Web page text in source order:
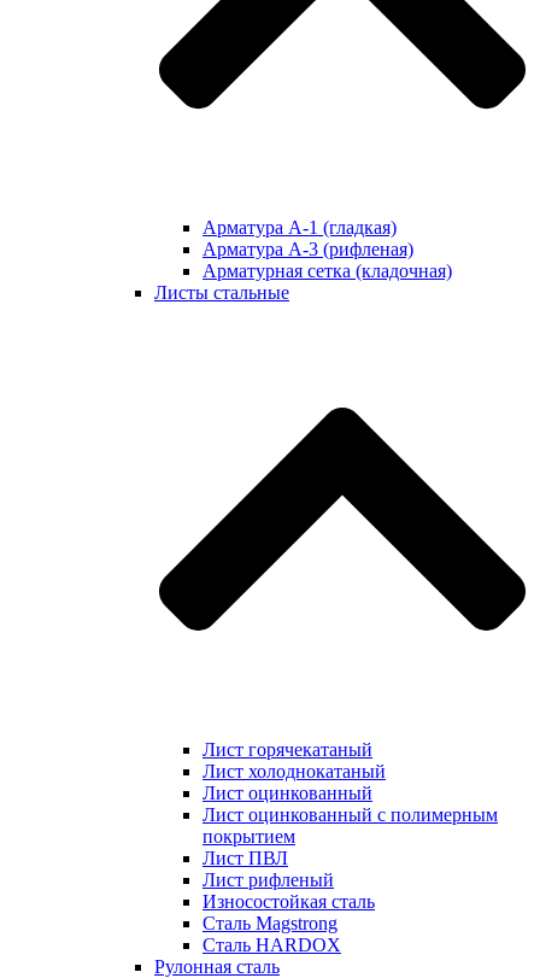
Арматура А-1 (гладкая)
Арматура А-3 (рифленая)
Арматурная сетка (кладочная)
Листы стальные
Лист горячекатаный
Лист холоднокатаный
Лист оцинкованный
Лист оцинкованный с полимерным
покрытием
Лист ПВЛ
Лист рифленый
Износостойкая сталь
Сталь Magstrong
Сталь HARDOX
Рулонная сталь